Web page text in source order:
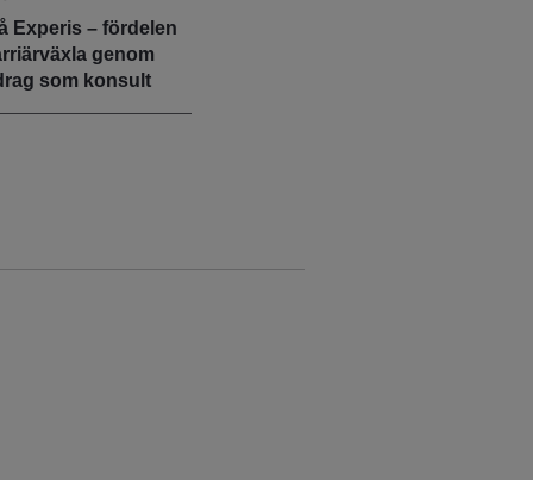
Experis – fördelen
genom
som konsult